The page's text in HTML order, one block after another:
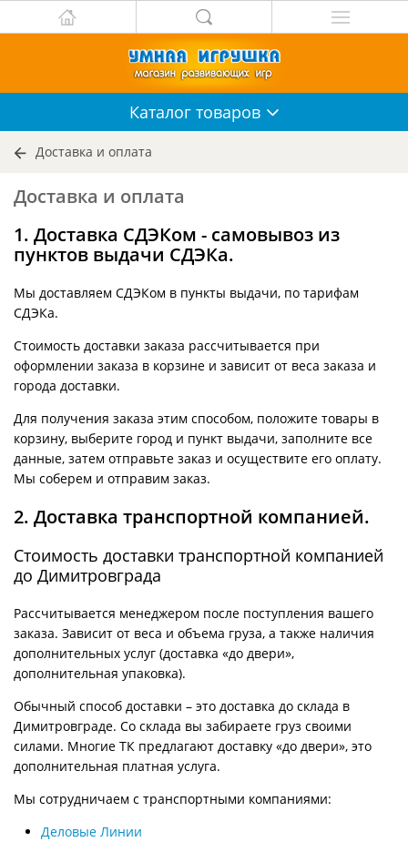
Каталог товаров
Доставка и оплата
Доставка и оплата
1. Доставка СДЭКом - самовывоз из
пунктов выдачи СДЭКа.
Мы доставляем СДЭКом в пункты выдачи, по тарифам
СДЭКа.
Стоимость доставки заказа рассчитывается при
оформлении заказа в корзине и зависит от веса заказа и
города доставки.
Для получения заказа этим способом, положите товары в
корзину, выберите город и пункт выдачи, заполните все
данные, затем отправьте заказ и осуществите его оплату.
Мы соберем и отправим заказ.
2. Доставка транспортной компанией.
Стоимость доставки транспортной компанией
до Димитровграда
Рассчитывается менеджером после поступления вашего
заказа. Зависит от веса и объема груза, а также наличия
дополнительных услуг (доставка «до двери»,
дополнительная упаковка).
Обычный способ доставки – это доставка до склада в
Димитровграде. Со склада вы забираете груз своими
силами. Многие ТК предлагают доставку «до двери», это
дополнительная платная услуга.
Мы сотрудничаем с транспортными компаниями:
Деловые Линии